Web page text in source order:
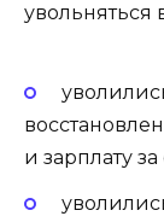
увольняться
и зарплату